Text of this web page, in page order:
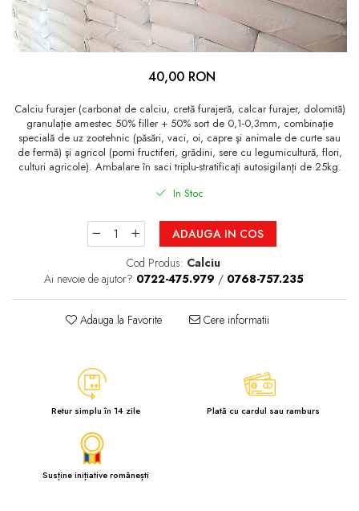
Furajare porci, purcei,
scroafe
Păuni
Oi şi capre
40,00 RON
Calciu furajer (carbonat de calciu, cretă furajeră, calcar furajer, dolomită)
granulaţie amestec 50% filler + 50% sort de 0,1-0,3mm, combinaţie
specială de uz zootehnic (păsări, vaci, oi, capre şi animale de curte sau
de fermă) şi agricol (pomi fructiferi, grădini, sere cu legumicultură, flori,
culturi agricole). Ambalare în saci triplu-stratificaţi autosigilanţi de 25kg.
In Stoc
ADAUGA IN COS
Cod Produs: Calciu
Ai nevoie de ajutor? 0722-475.979 / 0768-757.235
Adauga la Favorite Cere informatii
Retur simplu în 14 zile Plată cu cardul sau ramburs
Susține inițiative românești